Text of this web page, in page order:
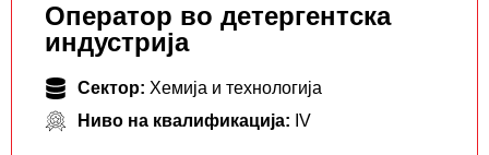
Оператор во детергентска
индустрија
Сектор: Хемија и технологија
Ниво на квалификација: IV